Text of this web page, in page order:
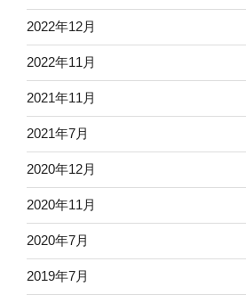
2022年12月
2022年11月
2021年11月
2021年7月
2020年12月
2020年11月
2020年7月
2019年7月